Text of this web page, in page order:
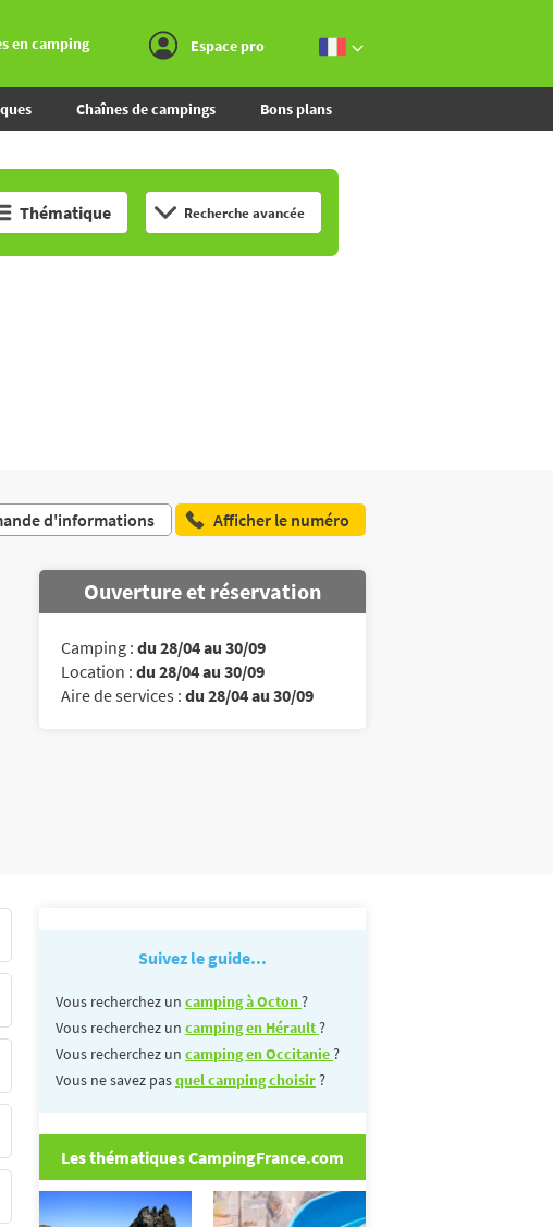
en camping Espace pro
Chaînes de campings Bons plans
Thématique Recherche avancée
d'informations Afficher le numéro
Ouverture et réservation
Camping : du 28/04 au 30/09
Location : du 28/04 au 30/09
Aire de services : du 28/04 au 30/09
Suivez le guide...
Vous recherchez un camping à Octon?
Vous recherchez un camping en Hérault?
Vous recherchez un camping en Occitanie?
Vous ne savez pasquel camping choisir?
Les thématiques CampingFrance.com